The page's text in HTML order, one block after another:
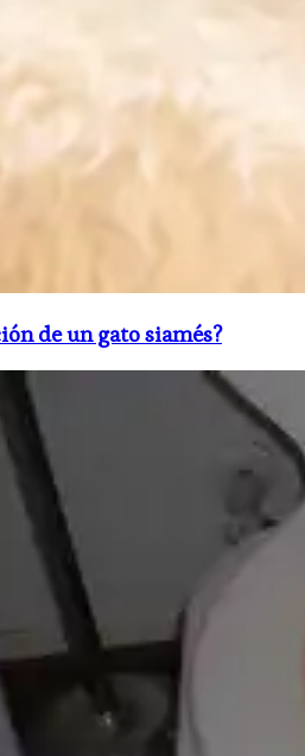
de un gato siamés?